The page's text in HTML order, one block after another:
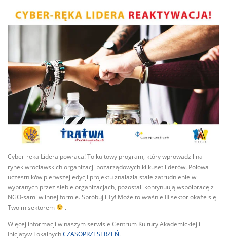
Cyber-ręka Lidera powraca! To kultowy program, który wprowadził na
rynek wrocławskich organizacji pozarządowych kilkuset liderów. Połowa
uczestników pierwszej edycji projektu znalazła stałe zatrudnienie w
wybranych przez siebie organizacjach, pozostali kontynuują współpracę z
NGO-sami w innej formie. Spróbuj i Ty! Może to właśnie III sektor okaże się
Twoim sektorem
.
Więcej informacji w naszym serwisie Centrum Kultury Akademickiej i
Inicjatyw LokalnychCZASOPRZESTRZEŃ.